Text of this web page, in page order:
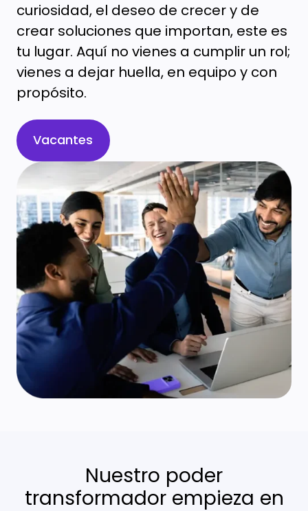
curiosidad, el deseo de crecer y de
crear soluciones que importan, este es
tu lugar. Aquí no vienes a cumplir un rol;
vienes a dejar huella, en equipo y con
propósito.
Vacantes
Nuestro poder
transformador empieza en